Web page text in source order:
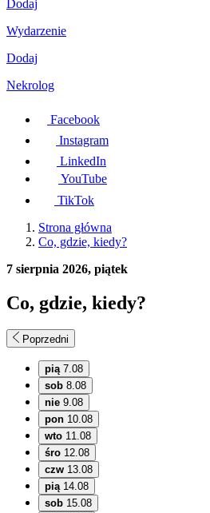
Dodaj
Wydarzenie
Dodaj
Nekrolog
Facebook
Instagram
LinkedIn
YouTube
TikTok
Strona główna
Co, gdzie, kiedy?
7 sierpnia 2026, piątek
Co, gdzie, kiedy?
Poprzedni
pią 7.08
sob 8.08
nie 9.08
pon 10.08
wto 11.08
śro 12.08
czw 13.08
pią 14.08
sob 15.08